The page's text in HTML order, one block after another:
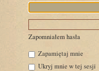
Zapomniałem hasła
Zapamiętaj mnie
Ukryj mnie w tej sesji